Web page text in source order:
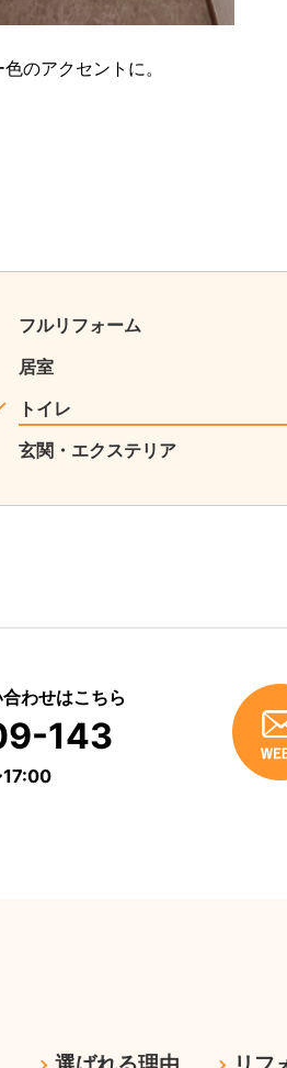
のアクセントに。
フルリフォーム
居室
トイレ
玄関・エクステリア
わせはこちら
143